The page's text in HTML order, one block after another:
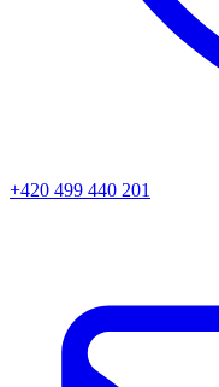
+420 499 440 201